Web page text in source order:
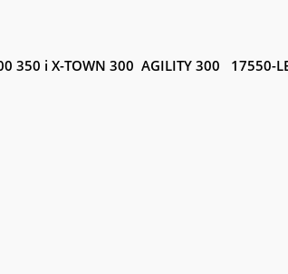
350 i X-TOWN 300 AGILITY 300 17550-